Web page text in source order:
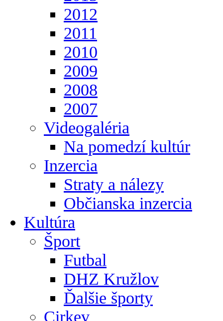
2012
2011
2010
2009
2008
2007
Videogaléria
Na pomedzí kultúr
Inzercia
Straty a nálezy
Občianska inzercia
Kultúra
Šport
Futbal
DHZ Kružlov
Ďalšie športy
Cirkev